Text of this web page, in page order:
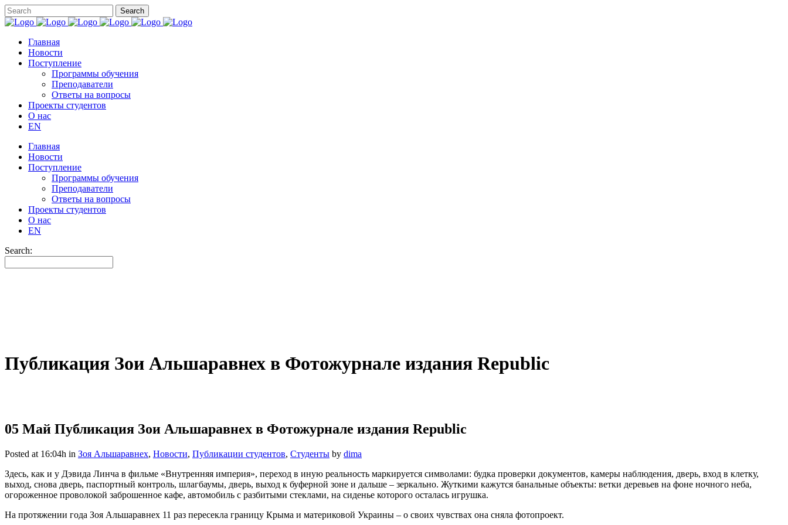
Главная
Новости
Поступление
Программы обучения
Преподаватели
Ответы на вопросы
Проекты студентов
О нас
EN
Главная
Новости
Поступление
Программы обучения
Преподаватели
Ответы на вопросы
Проекты студентов
О нас
EN
Search:
Публикация Зои Альшаравнех в Фотожурнале издания Republic
05 Май Публикация Зои Альшаравнех в Фотожурнале издания Republic
Posted at 16:04h in Зоя Альшаравнех, Новости, Публикации студентов, Студенты by dima
Здесь, как и у Дэвида ⁠Линча в фильме «Внутренняя империя», переход в иную реальность ⁠маркируется символами: будка проверки документов, камеры наблюдения, дверь, вход ⁠в клетку,
выход, ⁠снова дверь, ⁠паспортный контроль, шлагбаумы, дверь, выход к буферной зоне ⁠и дальше – зеркально. ⁠Жуткими кажутся банальные объекты: ветки деревьев на фоне ночного неба,
огороженное проволокой заброшенное кафе, автомобиль с разбитыми стеклами, на сиденье которого осталась игрушка.
На протяжении года Зоя Альшаравнех 11 раз пересекла границу Крыма и материковой Украины – о своих чувствах она сняла фотопроект.